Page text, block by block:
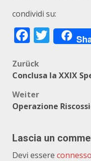
condividi su:
Zurück
Conclusa la XXIX
Weiter
Operazione
Lascia un
Devi essere connesso